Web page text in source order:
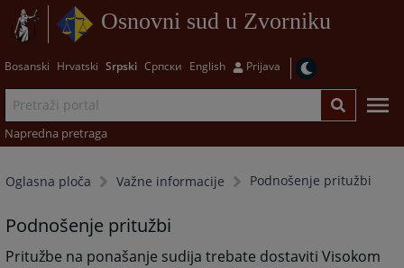
Osnovni sud u Zvorniku
Bosanski Hrvatski Srpski Српски English Prijava
Napredna pretraga
Oglasna ploča Važne informacije Podnošenje pritužbi
Podnošenje pritužbi
Pritužbe na ponašanje sudija trebate dostaviti Visokom